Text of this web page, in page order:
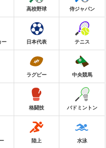
高校野球 侍ジャパン
ー 日本代表 テニス
ラグビー 中央競馬
格闘技 バドミントン
陸上 水泳